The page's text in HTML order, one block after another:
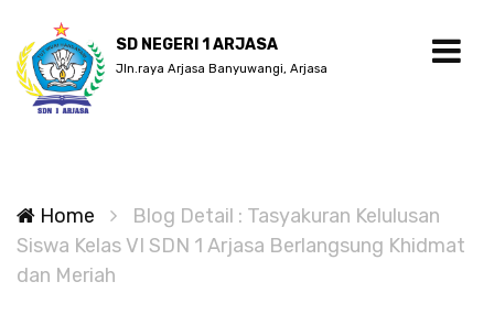
SD NEGERI 1 ARJASA
Jln.raya Arjasa Banyuwangi, Arjasa
Home
Blog Detail : Tasyakuran Kelulusan
Siswa Kelas VI SDN 1 Arjasa Berlangsung Khidmat
dan Meriah